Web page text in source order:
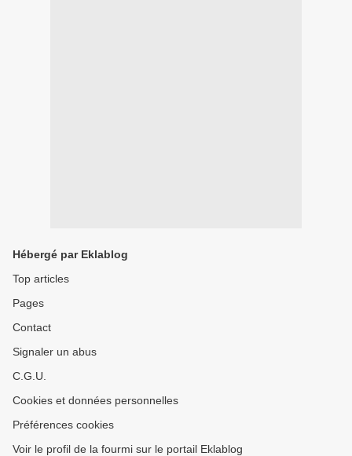
Hébergé par Eklablog
Top articles
Pages
Contact
Signaler un abus
C.G.U.
Cookies et données personnelles
Préférences cookies
Voir le profil de la fourmi sur le portail Eklablog